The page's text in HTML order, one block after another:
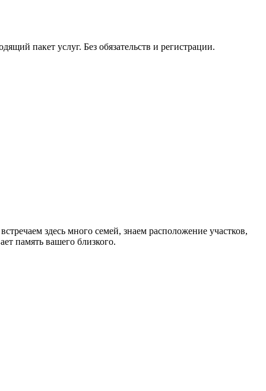
пакет услуг. Без обязательств и регистрации.
здесь много семей, знаем расположение участков,
память вашего близкого.